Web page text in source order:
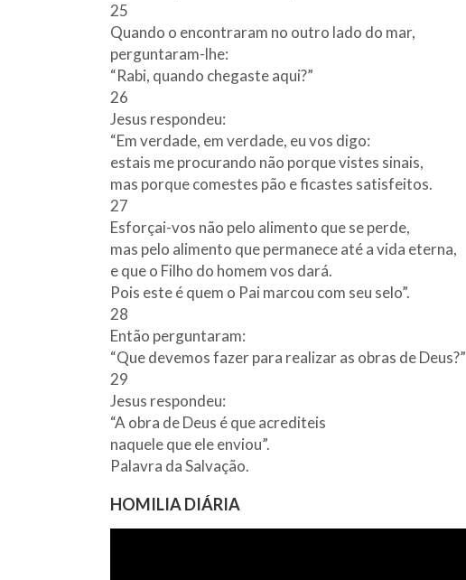
25
Quando o encontraram no outro lado do mar,
perguntaram-lhe:
“Rabi, quando chegaste aqui?”
26
Jesus respondeu:
“Em verdade, em verdade, eu vos digo:
estais me procurando não porque vistes sinais,
mas porque comestes pão e ficastes satisfeitos.
27
Esforçai-vos não pelo alimento que se perde,
mas pelo alimento que permanece até a vida eterna,
e que o Filho do homem vos dará.
Pois este é quem o Pai marcou com seu selo”.
28
Então perguntaram:
“Que devemos fazer para realizar as obras de Deus?”
29
Jesus respondeu:
“A obra de Deus é que acrediteis
naquele que ele enviou”.
Palavra da Salvação.
HOMILIA DIÁRIA